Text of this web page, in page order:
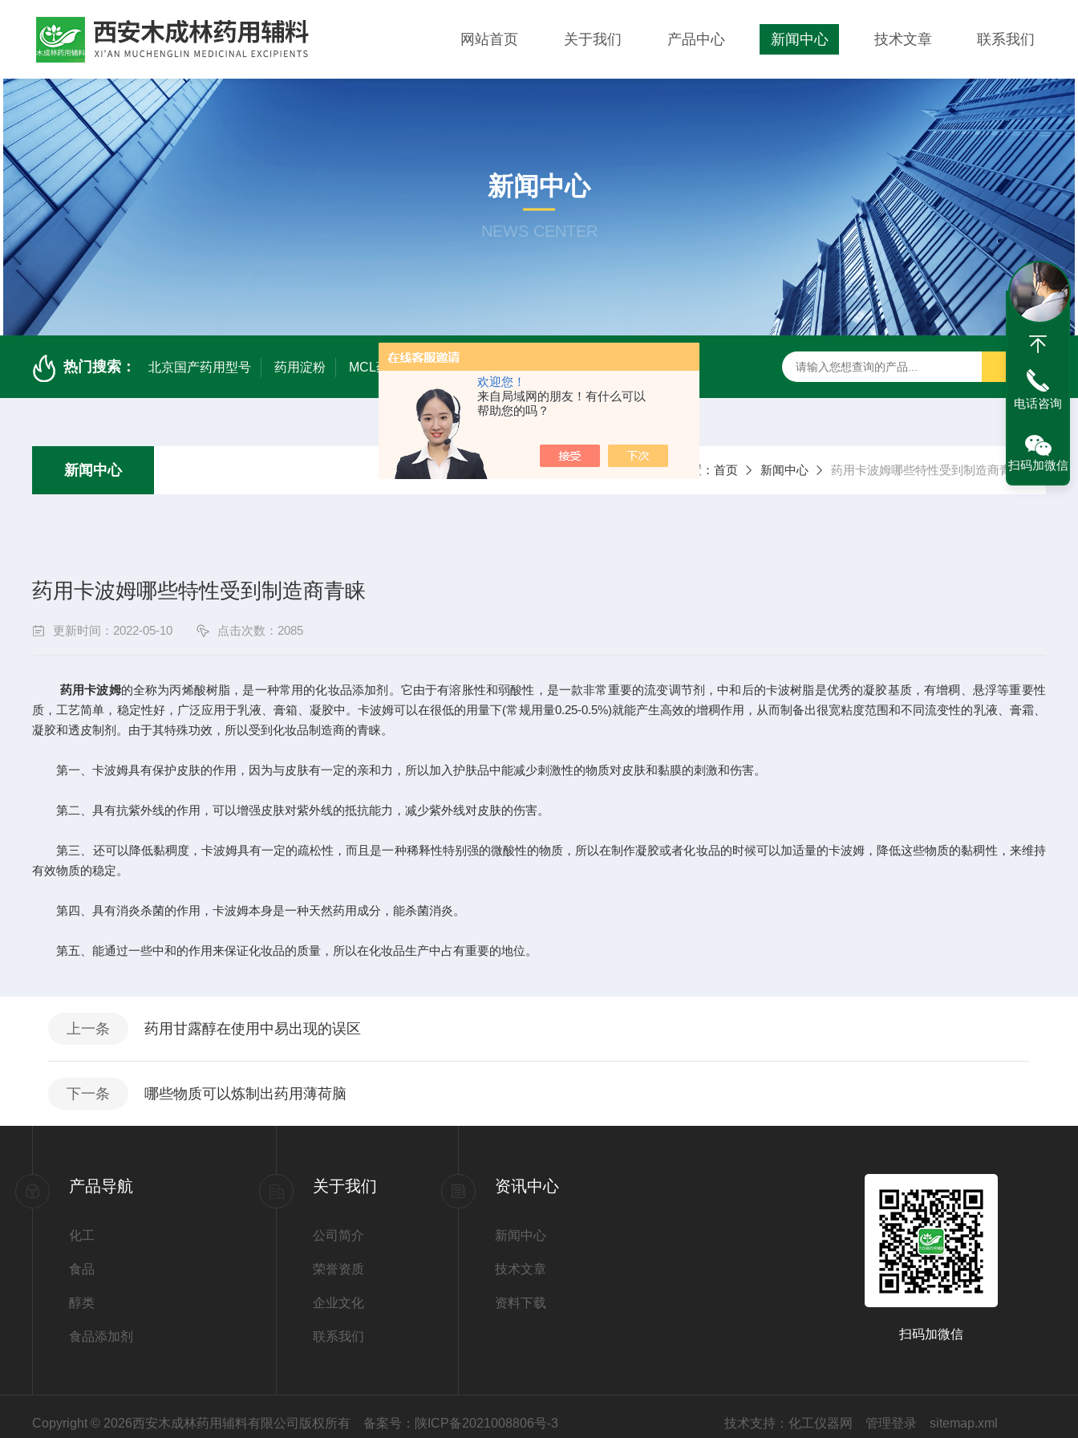
欢迎您！
来自局域网的朋友！有什么可以
帮助您的吗？
网站首页 关于我们 产品中心 新闻中心 技术文章 联系我们
新闻中心
NEWS CENTER
热门搜索： 北京国产药用型号 药用淀粉 MCL药用甘油 A45555药用级辅料壳聚糖 增稠剂类别 药用甘露醇 药用羟苯丙酯 药用阿拉伯胶
新闻中心 当前位置： 首页 新闻中心 药用卡波姆哪些特性受到制造商青睐
药用卡波姆哪些特性受到制造商青睐
更新时间：2022-05-10 点击次数：2085
药用卡波姆的全称为丙烯酸树脂，是一种常用的化妆品添加剂。它由于有溶胀性和弱酸性，是一款非常重要的流变调节剂，中和后的卡波树脂是优秀的凝胶基质，有增稠、悬浮等重要性
质，工艺简单，稳定性好，广泛应用于乳液、膏箱、凝胶中。卡波姆可以在很低的用量下(常规用量0.25-0.5%)就能产生高效的增稠作用，从而制备出很宽粘度范围和不同流变性的乳液、膏霜、
凝胶和透皮制剂。由于其特殊功效，所以受到化妆品制造商的青睐。
第一、卡波姆具有保护皮肤的作用，因为与皮肤有一定的亲和力，所以加入护肤品中能减少刺激性的物质对皮肤和黏膜的刺激和伤害。
第二、具有抗紫外线的作用，可以增强皮肤对紫外线的抵抗能力，减少紫外线对皮肤的伤害。
第三、还可以降低黏稠度，卡波姆具有一定的疏松性，而且是一种稀释性特别强的微酸性的物质，所以在制作凝胶或者化妆品的时候可以加适量的卡波姆，降低这些物质的黏稠性，来维持
有效物质的稳定。
第四、具有消炎杀菌的作用，卡波姆本身是一种天然药用成分，能杀菌消炎。
第五、能通过一些中和的作用来保证化妆品的质量，所以在化妆品生产中占有重要的地位。
上一条 药用甘露醇在使用中易出现的误区
下一条 哪些物质可以炼制出药用薄荷脑
产品导航
化工
食品
醇类
食品添加剂
关于我们
公司简介
荣誉资质
企业文化
联系我们
资讯中心
新闻中心
技术文章
资料下载
扫码加微信
Copyright © 2026西安木成林药用辅料有限公司版权所有 备案号：陕ICP备2021008806号-3 技术支持： 化工仪器网 管理登录 sitemap.xml
电话咨询
扫码加微信